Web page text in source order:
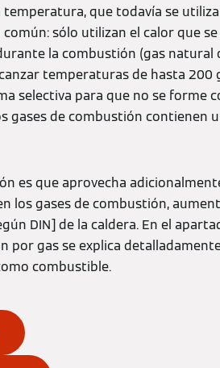
que todavía se
sólo utilizan el calor que
la combustión (gas natural
temperaturas de hasta 200
selectiva para que no se forme
gases de combustión contienen
es que aprovecha
los gases de combustión,
DIN] de la caldera. En el
por gas se explica
combustible.